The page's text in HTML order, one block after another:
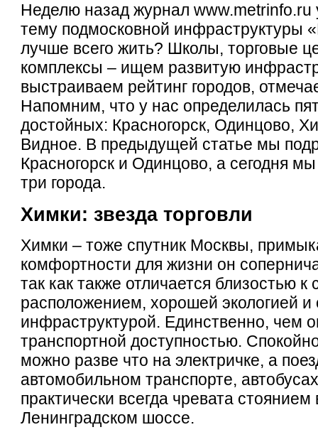
Неделю назад журнал www.metrinfo.ru
тему подмосковной инфраструктуры
лучше всего жить? Школы, торговые
комплексы – ищем развитую
выстраиваем рейтинг городов,
Напомним, что у нас определилась
достойных: Красногорск, Одинцово,
Видное. В предыдущей статье мы
Красногорск и Одинцово, а сегодня
три города.
Химки: звезда торговли
Химки – тоже спутник Москвы,
комфортности для жизни он
так как также отличается близостью
расположением, хорошей экологией и
инфраструктурой. Единственно, чем
транспортной доступностью.
можно разве что на электричке, а
автомобильном транспорте,
практически всегда чревата
Ленинградском шоссе.